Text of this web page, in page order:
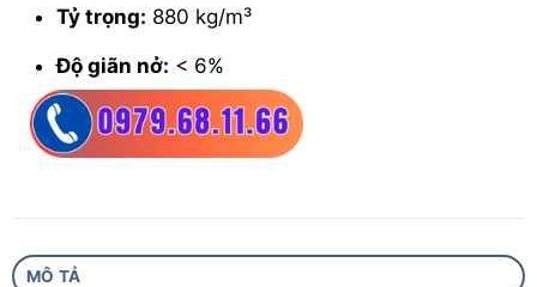
Tỷ trọng: 880 kg/m³
Độ giãn nở: < 6%
Đóng hộp:8 thanh/hộp, diện tích 1,926m²
Độ mài mòn:AC4
Xuất xứ:HDF Made In Malaysia
MÔ TẢ